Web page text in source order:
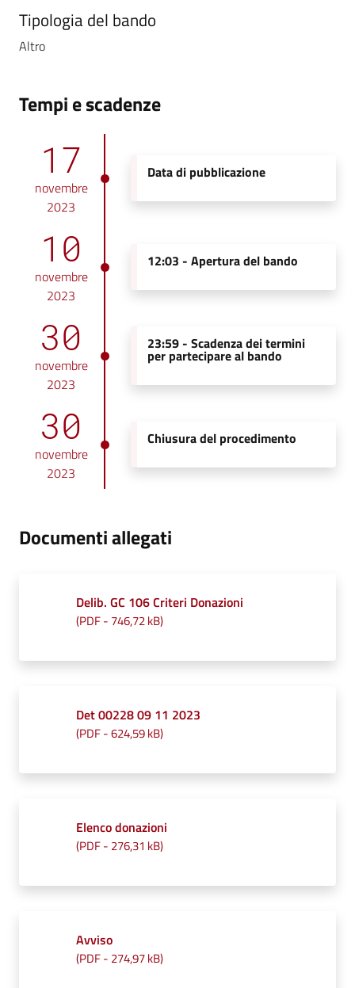
Tipologia del bando
Altro
Tempi e scadenze
17
novembre
2023
Data di pubblicazione
10
novembre
2023
12:03 - Apertura del bando
30
novembre
2023
23:59 - Scadenza dei termini
per partecipare al bando
30
novembre
2023
Chiusura del procedimento
Documenti allegati
Delib. GC 106 Criteri Donazioni
(PDF- 746,72 kB)
Det 00228 09 11 2023
(PDF-624,59 kB)
Elenco donazioni
(PDF- 276,31 kB)
Avviso
(PDF- 274,97 kB)